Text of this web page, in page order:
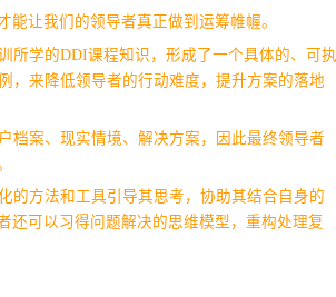
让我们的领导者真正做到运筹帷幄。
所学的DDI课程知识，形成了一个具体的、可执
，来降低领导者的行动难度，提升方案的落地
档案、现实情境、解决方案，因此最终领导者
的方法和工具引导其思考，协助其结合自身的
还可以习得问题解决的思维模型，重构处理复